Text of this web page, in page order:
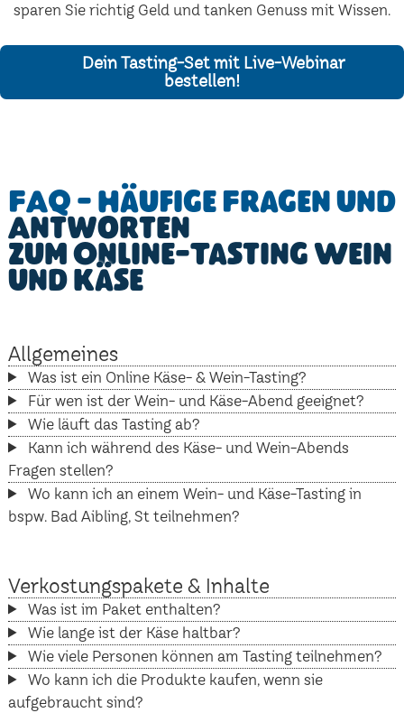
sparen Sie richtig Geld und tanken Genuss mit Wissen.
Dein Tasting-Set mit Live-Webinar
bestellen!
FAQ - Häufige Fragen und
Antworten
zum Online-Tasting Wein
und Käse
Allgemeines
Was ist ein Online Käse- & Wein-Tasting?
Für wen ist der Wein- und Käse-Abend geeignet?
Wie läuft das Tasting ab?
Kann ich während des Käse- und Wein-Abends
Fragen stellen?
Wo kann ich an einem Wein- und Käse-Tasting in
bspw. Bad Aibling, St teilnehmen?
Verkostungspakete & Inhalte
Was ist im Paket enthalten?
Wie lange ist der Käse haltbar?
Wie viele Personen können am Tasting teilnehmen?
Wo kann ich die Produkte kaufen, wenn sie
aufgebraucht sind?